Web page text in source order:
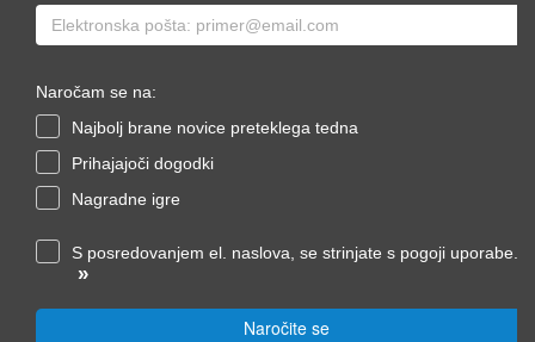
Naročam se na:
Najbolj brane novice preteklega tedna
Prihajajoči dogodki
Nagradne igre
S posredovanjem el. naslova, se strinjate s pogoji uporabe.
»
Naročite se